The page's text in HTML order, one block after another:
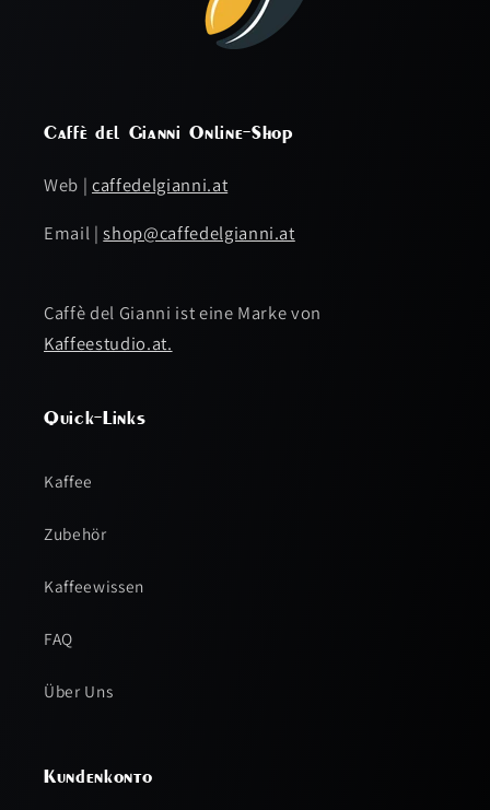
Caffè del Gianni Online-Shop
Web | caffedelgianni.at
Email |shop@caffedelgianni.at
Caffè del Gianni ist eine Marke von
Kaffeestudio.at.
Quick-Links
Kaffee
Zubehör
Kaffeewissen
FAQ
Über Uns
Kundenkonto